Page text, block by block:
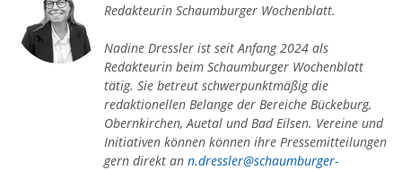
Redakteurin Schaumburger Wochenblatt.
Nadine Dressler ist seit Anfang 2024 als
Redakteurin beim Schaumburger Wochenblatt
tätig. Sie betreut schwerpunktmäßig die
redaktionellen Belange der Bereiche Bückeburg,
Obernkirchen, Auetal und Bad Eilsen. Vereine und
Initiativen können können ihre Pressemitteilungen
gern direkt an n.dressler@schaumburger-